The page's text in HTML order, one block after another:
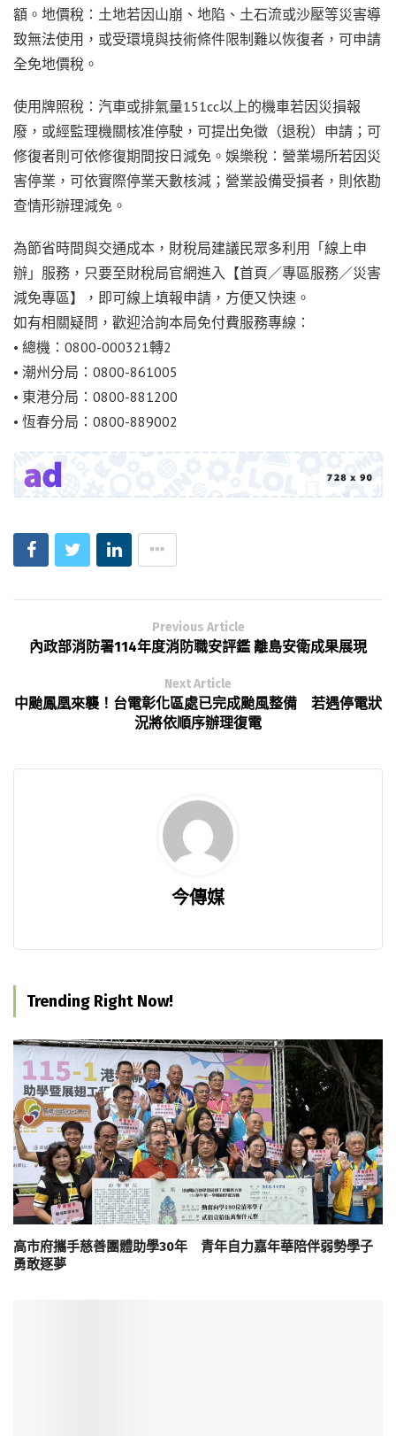
額。地價稅：土地若因山崩、地陷、土石流或沙壓等災害導
致無法使用，或受環境與技術條件限制難以恢復者，可申請
全免地價稅。
使用牌照稅：汽車或排氣量151cc以上的機車若因災損報
廢，或經監理機關核准停駛，可提出免徵（退稅）申請；可
修復者則可依修復期間按日減免。娛樂稅：營業場所若因災
害停業，可依實際停業天數核減；營業設備受損者，則依勘
查情形辦理減免。
為節省時間與交通成本，財稅局建議民眾多利用「線上申
辦」服務，只要至財稅局官網進入【首頁／專區服務／災害
減免專區】，即可線上填報申請，方便又快速。
如有相關疑問，歡迎洽詢本局免付費服務專線：
• 總機：0800-000321轉2
• 潮州分局：0800-861005
• 東港分局：0800-881200
• 恆春分局：0800-889002
Previous Article
內政部消防署114年度消防職安評鑑 離島安衛成果展現
Next Article
中颱鳳凰來襲！台電彰化區處已完成颱風整備 若遇停電狀
況將依順序辦理復電
今傳媒
Trending Right Now!
高市府攜手慈善團體助學30年 青年自力嘉年華陪伴弱勢學子
勇敢逐夢